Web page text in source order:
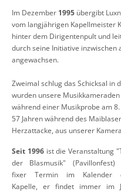
Im Dezember 1995 übergibt
vom langjährigen Kapellmeister
hinter dem Dirigentenpult und
durch seine Initiative inzwischen
angewachsen.
Zweimal schlug das Schicksal in
wurden unsere
während einer Musikprobe am
57 Jahren während des
Herzattacke, aus unserer
Seit 1996ist die Veranstaltung
der Blasmusik" (Pavillonfest)
fixer Termin im Kalender
Kapelle, er findet immer im